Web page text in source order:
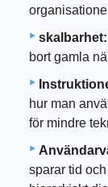
skalbarhet:
bort gamla
hur man
för mindre
sparar tid